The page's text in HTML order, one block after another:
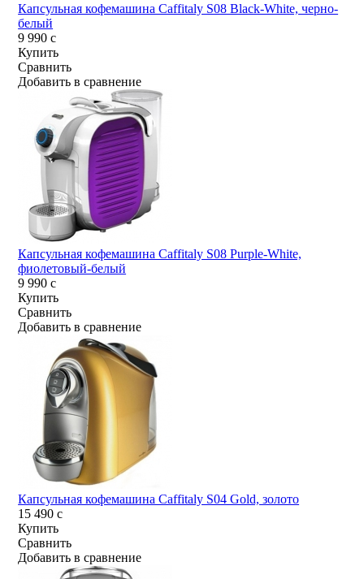
Капсульная кофемашина Caffitaly S08 Black-White, черно-
белый
9 990c
Купить
Сравнить
Добавить в сравнение
Капсульная кофемашина Caffitaly S08 Purple-White,
фиолетовый-белый
9 990c
Купить
Сравнить
Добавить в сравнение
Капсульная кофемашина Caffitaly S04 Gold, золото
15 490c
Купить
Сравнить
Добавить в сравнение